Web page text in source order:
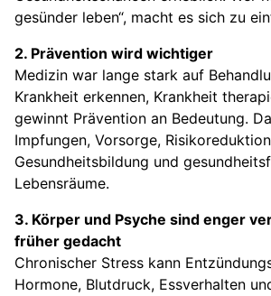
gesünder leben“, macht es sich zu
2. Prävention wird wichtiger
Medizin war lange stark auf
Krankheit erkennen, Krankheit
gewinnt Prävention an Bedeutung.
Impfungen, Vorsorge,
Gesundheitsbildung und
Lebensräume.
3. Körper und Psyche sind enger
früher gedacht
Chronischer Stress kann
Hormone, Blutdruck, Essverhalten